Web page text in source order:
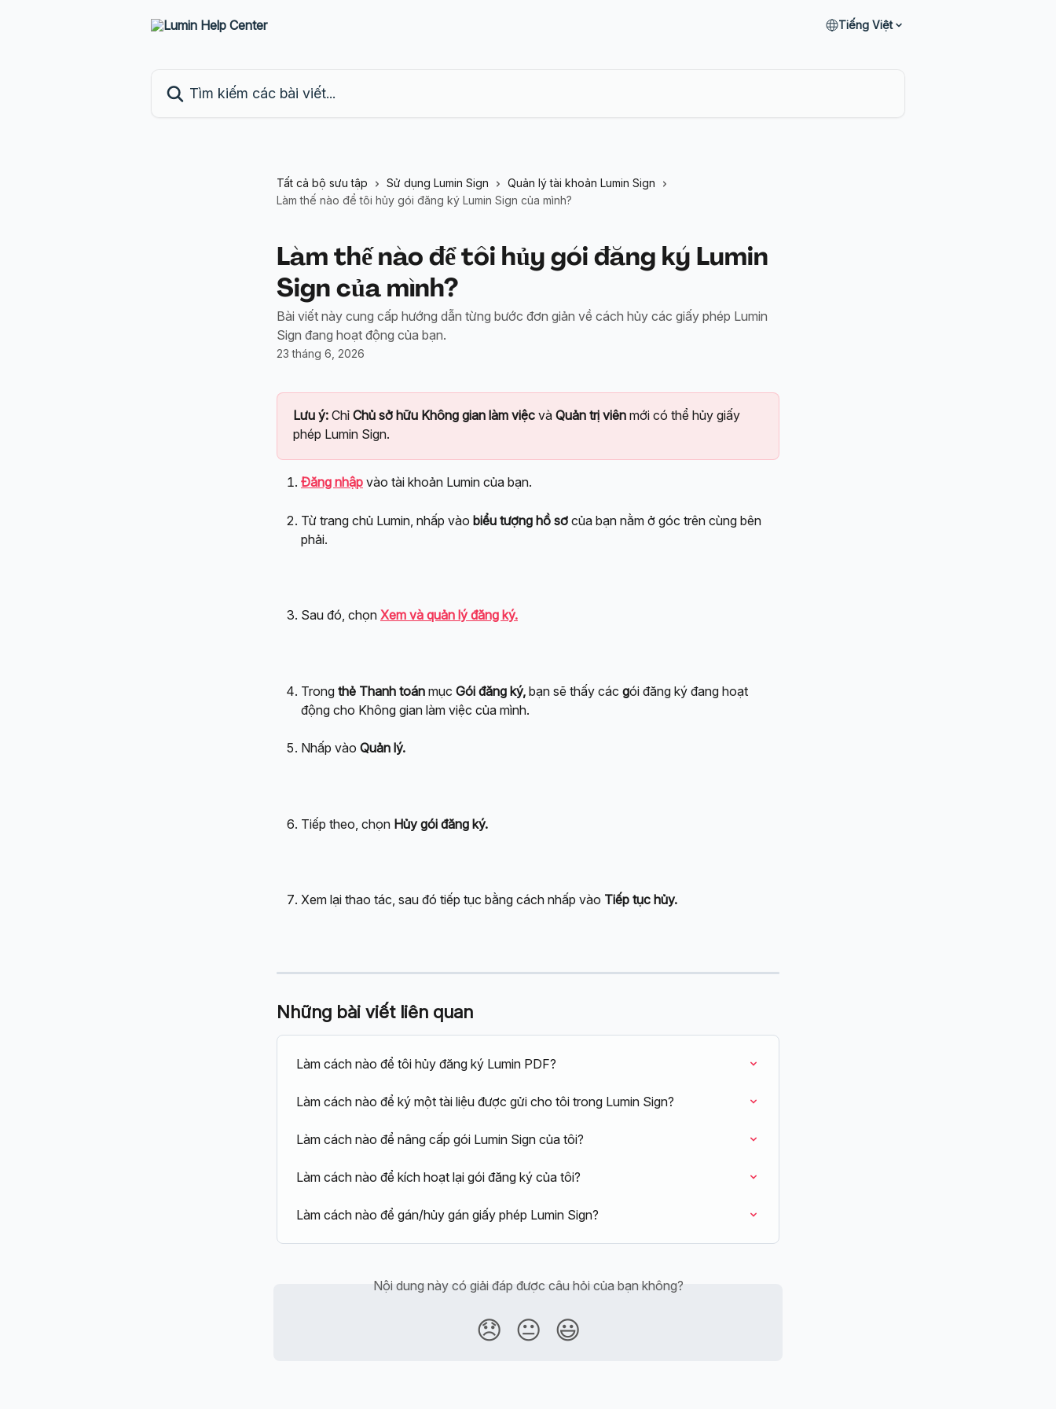
Tiếng Việt
Tất cả bộ sưu tập Sử dụng Lumin Sign
Quản lý tài khoản Lumin Sign
Làm thế nào để tôi hủy gói đăng ký Lumin Sign của mình?
Làm thế nào để tôi hủy gói đăng ký Lumin
Sign của mình?
Bài viết này cung cấp hướng dẫn từng bước đơn giản về cách hủy các giấy phép Lumin
Sign đang hoạt động của bạn.
23 tháng 6, 2026
Lưu ý: Chỉ Chủ sở hữu Không gian làm việc và Quản trị viên mới có thể hủy giấy
phép Lumin Sign.
Đăng nhập vào tài khoản Lumin của bạn.
Từ trang chủ Lumin, nhấp vào biểu tượng hồ sơ của bạn nằm ở góc trên cùng bên
phải.
Sau đó, chọn Xem và quản lý đăng ký.
Trong thẻ Thanh toán mục Gói đăng ký, bạn sẽ thấy các gói đăng ký đang hoạt
động cho Không gian làm việc của mình.
Nhấp vào Quản lý.
Tiếp theo, chọn Hủy gói đăng ký.
Xem lại thao tác, sau đó tiếp tục bằng cách nhấp vào Tiếp tục hủy.
Những bài viết liên quan
Làm cách nào để tôi hủy đăng ký Lumin PDF?
Làm cách nào để ký một tài liệu được gửi cho tôi trong Lumin Sign?
Làm cách nào để nâng cấp gói Lumin Sign của tôi?
Làm cách nào để kích hoạt lại gói đăng ký của tôi?
Làm cách nào để gán/hủy gán giấy phép Lumin Sign?
Nội dung này có giải đáp được câu hỏi của bạn không?
😞 😐 😃